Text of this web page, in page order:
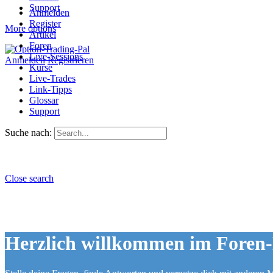
Support
More options
Anmelden Registrieren
Anmelden
Register
Artikel
Foren
Live-Sessions
Kurse
Live-Trades
Link-Tipps
Glossar
Support
Suche nach:
Close search
Herzlich willkommen im